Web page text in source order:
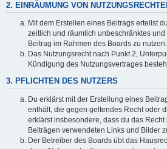
2. EINRÄUMUNG VON
Mit dem Erstellen eines Beitrags erteilst
zeitlich und räumlich unbeschränktes
Beitrag im Rahmen des Boards zu nutzen.
Das Nutzungsrecht nach Punkt 2,
Kündigung des Nutzungsvertrages
3. PFLICHTEN DES NUTZERS
Du erklärst mit der Erstellung eines
enthält, die gegen geltendes Recht oder
erklärst insbesondere, dass du das
Beiträgen verwendeten Links und Bilder
Der Betreiber des Boards übt das